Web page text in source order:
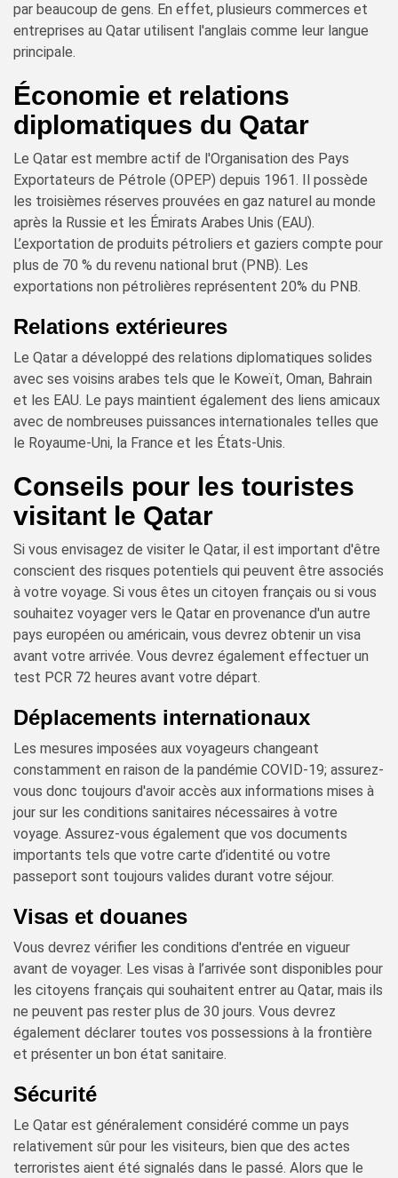
par beaucoup de gens. En effet, plusieurs commerces et
entreprises au Qatar utilisent l'anglais comme leur langue
principale.
Économie et relations
diplomatiques du Qatar
Le Qatar est membre actif de l'Organisation des Pays
Exportateurs de Pétrole (OPEP) depuis 1961. Il possède
les troisièmes réserves prouvées en gaz naturel au monde
après la Russie et les Émirats Arabes Unis (EAU).
L’exportation de produits pétroliers et gaziers compte pour
plus de 70 % du revenu national brut (PNB). Les
exportations non pétrolières représentent 20% du PNB.
Relations extérieures
Le Qatar a développé des relations diplomatiques solides
avec ses voisins arabes tels que le Koweït, Oman, Bahrain
et les EAU. Le pays maintient également des liens amicaux
avec de nombreuses puissances internationales telles que
le Royaume-Uni, la France et les États-Unis.
Conseils pour les touristes
visitant le Qatar
Si vous envisagez de visiter le Qatar, il est important d'être
conscient des risques potentiels qui peuvent être associés
à votre voyage. Si vous êtes un citoyen français ou si vous
souhaitez voyager vers le Qatar en provenance d'un autre
pays européen ou américain, vous devrez obtenir un visa
avant votre arrivée. Vous devrez également effectuer un
test PCR 72 heures avant votre départ.
Déplacements internationaux
Les mesures imposées aux voyageurs changeant
constamment en raison de la pandémie COVID-19; assurez-
vous donc toujours d'avoir accès aux informations mises à
jour sur les conditions sanitaires nécessaires à votre
voyage. Assurez-vous également que vos documents
importants tels que votre carte d’identité ou votre
passeport sont toujours valides durant votre séjour.
Visas et douanes
Vous devrez vérifier les conditions d'entrée en vigueur
avant de voyager. Les visas à l’arrivée sont disponibles pour
les citoyens français qui souhaitent entrer au Qatar, mais ils
ne peuvent pas rester plus de 30 jours. Vous devrez
également déclarer toutes vos possessions à la frontière
et présenter un bon état sanitaire.
Sécurité
Le Qatar est généralement considéré comme un pays
relativement sûr pour les visiteurs, bien que des actes
terroristes aient été signalés dans le passé. Alors que le